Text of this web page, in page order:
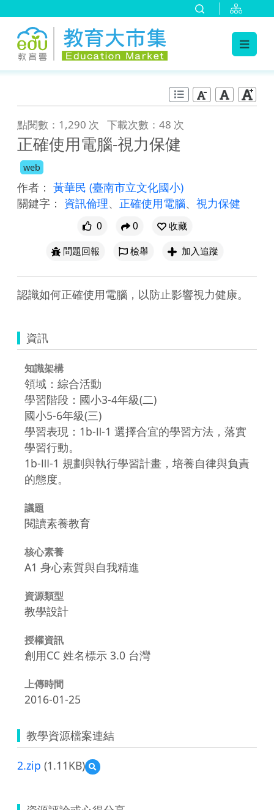
點閱數：1,290 次 下載次數：48 次
正確使用電腦-視力保健
web
作者： 黃華民 (臺南市立文化國小)
關鍵字： 資訊倫理、 正確使用電腦、 視力保健
0 0
收藏
問題回報
檢舉 加入追蹤
認識如何正確使用電腦，以防止影響視力健康。
資訊
知識架構
領域：綜合活動
學習階段：國小3-4年級(二)
國小5-6年級(三)
學習表現：1b-Ⅱ-1 選擇合宜的學習方法，落實
學習行動。
1b-Ⅲ-1 規劃與執行學習計畫，培養自律與負責
的態度。
議題
閱讀素養教育
核心素養
A1 身心素質與自我精進
資源類型
教學設計
授權資訊
創用CC 姓名標示 3.0 台灣
上傳時間
2016-01-25
教學資源檔案連結
2.zip (1.11KB)
預
覽